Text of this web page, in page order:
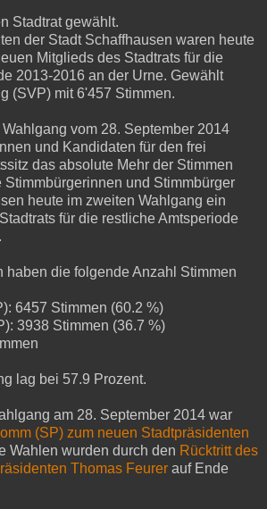
Stadtrat gewählt.
der Stadt Schaffhausen waren heute
Mitglieds des Stadtrats für die
2013-2016 an der Urne. Gewählt
(SVP) mit 6'457 Stimmen.
vom 28. September 2014
und Kandidaten für den frei
das absolute Mehr der Stimmen
Stimmbürgerinnen und Stimmbürger
heute im zweiten Wahlgang ein
für die restliche Amtsperiode
haben die folgende Anzahl Stimmen
6457 Stimmen (60.2 %)
3938 Stimmen (36.7 %)
lag bei 57.9 Prozent.
am 28. September 2014 war
(SP) zum neuen Stadtpräsidenten
Wahlen wurden durch den Rücktritt des
Thomas Feurer auf Ende